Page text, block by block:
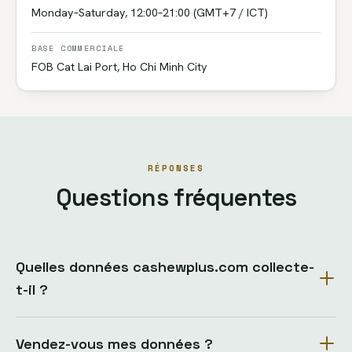
Monday–Saturday, 12:00–21:00 (GMT+7 / ICT)
BASE COMMERCIALE
FOB Cat Lai Port, Ho Chi Minh City
RÉPONSES
Questions fréquentes
Quelles données cashewplus.com collecte-
t-il ?
Vendez-vous mes données ?